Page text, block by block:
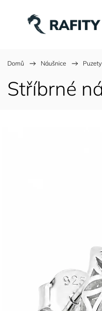
Domů / Náušnice / Puzety
Stříbrné